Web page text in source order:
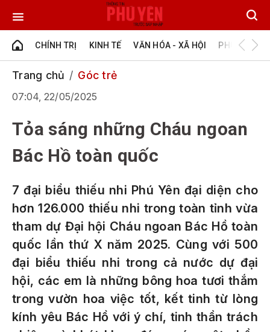
CHÍNH TRỊ KINH TẾ VĂN HÓA - XÃ HỘI PHÚ YÊN -
Trang chủ Góc trẻ
07:04, 22/05/2025
Tỏa sáng những Cháu ngoan
Bác Hồ toàn quốc
7 đại biểu thiếu nhi Phú Yên đại diện cho
hơn 126.000 thiếu nhi trong toàn tỉnh vừa
tham dự Đại hội Cháu ngoan Bác Hồ toàn
quốc lần thứ X năm 2025. Cùng với 500
đại biểu thiếu nhi trong cả nước dự đại
hội, các em là những bông hoa tươi thắm
trong vườn hoa việc tốt, kết tinh từ lòng
kính yêu Bác Hồ với ý chí, tinh thần trách